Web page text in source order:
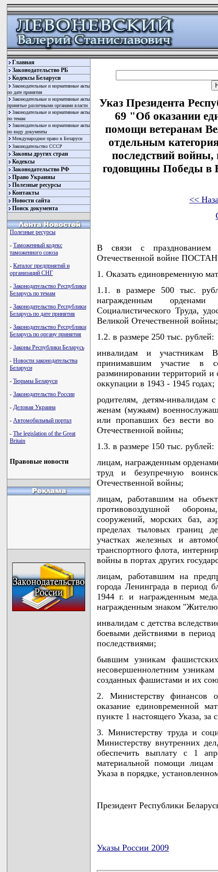
Главная
Законодательство РБ
Кодексы Беларуси
Законодательные и нормативные акты
по дате принятия
Законодательные и нормативные акты
принятые различными органами власти
Законодательные и нормативные акты
по темам
Законодательные и нормативные акты
по виду документы
Международное право в Беларуси
Законодательство СССР
Законы других стран
Кодексы
Законодательство РФ
Право Украины
Полезные ресурсы
Контакты
Новости сайта
Поиск документа
Полезные ресурсы
- Таможенный кодекс
таможенного союза
- Каталог предприятий и
организаций СНГ
- Законодательство Республики
Беларусь по темам
- Законодательство Республики
Беларусь по дате принятия
- Законодательство Республики
Беларусь по органу принятия
- Законы Республики Беларусь
- Новости законодательства
Беларуси
- Тюрьмы Беларуси
- Законодательство России
- Деловая Украина
- Автомобильный портал
- The legislation of the Great
Britain
Правовые новости
Указ Президента
69 "Об оказании
помощи ветеранам
отдельным
последствий войны,
годовщины Победы в
<<
В связи с
Отечественной войне
1. Оказать единовременную
1.1. в размере 500 тыс.
награжденным
Социалистического Труда,
Великой Отечественной войны;
1.2. в размере 250 тыс. рублей:
инвалидам и участникам
принимавшим участие в
разминировании территорий и
оккупации в 1943 - 1945 годах;
родителям, детям-
женам (мужьям)
или пропавших без вести
Отечественной войны;
1.3. в размере 150 тыс. рублей:
лицам, награжденным
труд и безупречную
Отечественной войны;
лицам, работавшим на
противовоздушной
сооружений, морских баз,
пределах тыловых границ
участках железных и
транспортного флота,
войны в портах других
лицам, работавшим на
города Ленинграда в период
1944 г. и награжденным
награжденным знаком
инвалидам с детства
боевыми действиями в
последствиями;
бывшим узникам
несовершеннолетним
созданных фашистами и их
2. Министерству финансов
оказание единовременной
пункте 1 настоящего Указа, за
3. Министерству труда и
Министерству внутренних
обеспечить выплату с 1
материальной помощи лицам
Указа в порядке,
Президент Республики
Указы России 2009